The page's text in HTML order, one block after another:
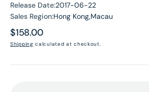
Release Date:2017-06-22
Sales Region:Hong Kong,Macau
Regular
price
$158.00
Shipping calculated at checkout.